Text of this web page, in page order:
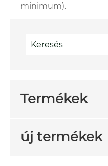
minimum).
Termékek
új termékek